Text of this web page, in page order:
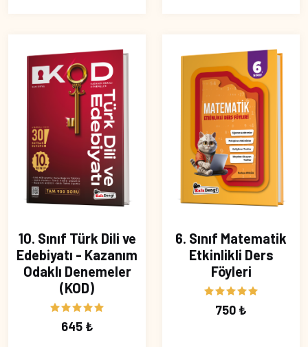
10. Sınıf Türk Dili ve
Edebiyatı - Kazanım
Odaklı Denemeler
(KOD)
645 ₺
6. Sınıf Matematik
Etkinlikli Ders
Föyleri
750 ₺